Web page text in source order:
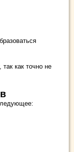
как точно не